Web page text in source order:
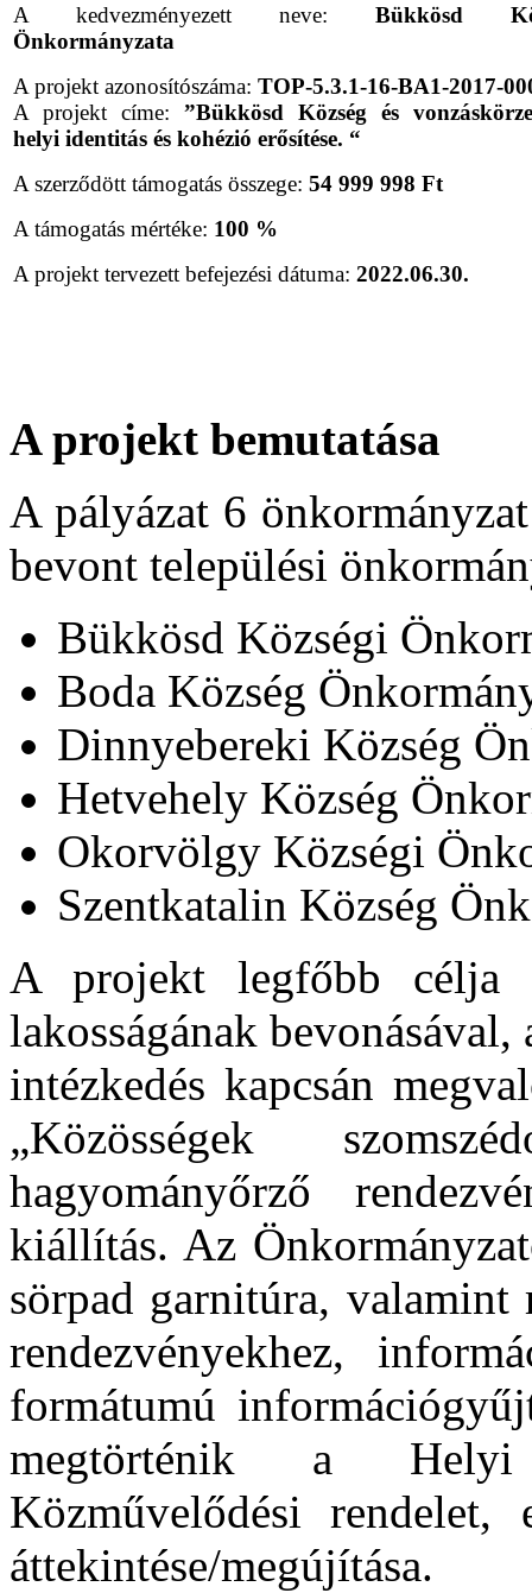
A kedvezményezett neve: Bükkösd
Önkormányzata
A projekt azonosítószáma: TOP-5.3.1-16-BA1-2017-
A projekt címe: ”Bükkösd Község és
helyi identitás és kohézió erősítése. “
A szerződött támogatás összege: 54 999 998 Ft
A támogatás mértéke: 100 %
A projekt tervezett befejezési dátuma: 2022.06.30.
A projekt bemutatása
A pályázat 6
bevont települési
Bükkösd Községi
Boda Község
Dinnyebereki Község
Hetvehely Község
Okorvölgy Községi
Szentkatalin Község
A projekt legfőbb célja
lakosságának
intézkedés kapcsán
„Közösségek
hagyományőrző
kiállítás. Az
sörpad garnitúra, valamint
rendezvényekhez,
formátumú
megtörténik a Helyi
Közművelődési rendelet,
áttekintése/megújítása.